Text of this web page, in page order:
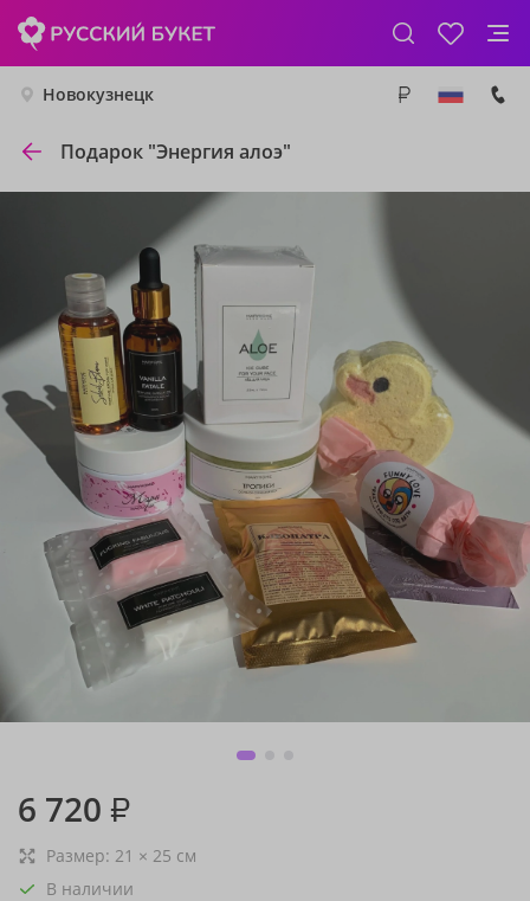
Новокузнецк
Подарок "Энергия алоэ"
6 720 ₽
Размер: 21 × 25 см
В наличии